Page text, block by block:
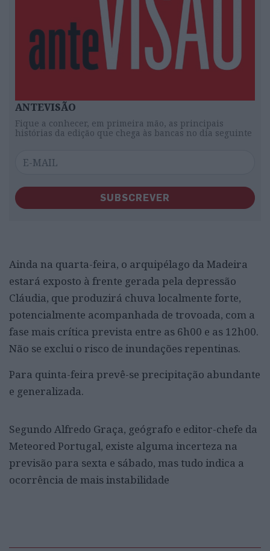
ANTEVISÃO
Fique a conhecer, em primeira mão, as principais
histórias da edição que chega às bancas no dia seguinte
SUBSCREVER
Ainda na quarta-feira, o arquipélago da Madeira
estará exposto à frente gerada pela depressão
Cláudia, que produzirá chuva localmente forte,
potencialmente acompanhada de trovoada, com a
fase mais crítica prevista entre as 6h00 e as 12h00.
Não se exclui o risco de inundações repentinas.
Para quinta-feira prevê-se precipitação abundante
e generalizada.
Segundo Alfredo Graça, geógrafo e editor-chefe da
Meteored Portugal, existe alguma incerteza na
previsão para sexta e sábado, mas tudo indica a
ocorrência de mais instabilidade